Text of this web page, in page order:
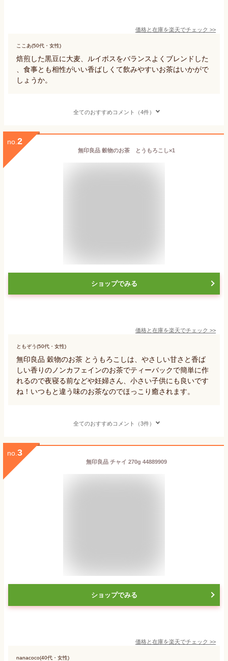
価格と在庫を楽天でチェック >>
ここあ(50代・女性)
焙煎した黒豆に大麦、ルイボスをバランスよくブレンドした
、食事とも相性がいい香ばしくて飲みやすいお茶はいかがで
しょうか。
全てのおすすめコメント（4件）
no. 2
無印良品 穀物のお茶 とうもろこし×1
ショップでみる
価格と在庫を楽天でチェック >>
ともぞう(50代・女性)
無印良品 穀物のお茶 とうもろこしは、やさしい甘さと香ば
しい香りのノンカフェインのお茶でティーバックで簡単に作
れるので夜寝る前などや妊婦さん、小さい子供にも良いです
ね！いつもと違う味のお茶なのでほっこり癒されます。
全てのおすすめコメント（3件）
no. 3
無印良品 チャイ 270g 44889909
ショップでみる
価格と在庫を楽天でチェック >>
nanacoco(40代・女性)